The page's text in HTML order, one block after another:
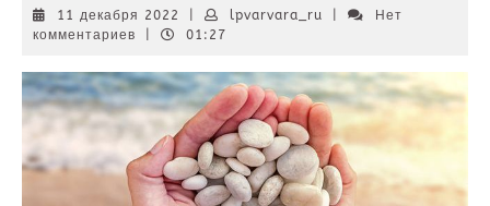
11 декабря 2022
декабря
lpvarvara_rulpvarvara_ru
Нет
комментариев
01:27